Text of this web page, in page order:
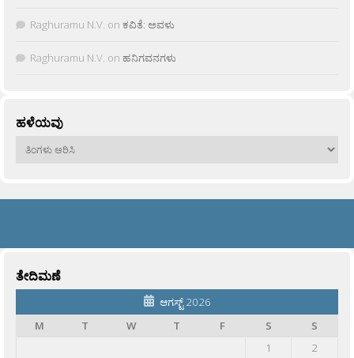
Raghuramu N.V. on ಕವಿತೆ: ಅವಳು
Raghuramu N.V. on ಹನಿಗವನಗಳು
ಹಳೆಯವು
ಹಳೆಯವು
ತೇದಿಮಣೆ
ಆಗಸ್ಟ್ 2026
M
T W T F S
S
1
2